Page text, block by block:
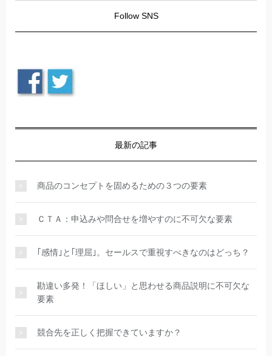
Follow SNS
最新の記事
商品のコンセプトを固めるための３つの要素
ＣＴＡ：申込みや問合せを増やすのに不可欠な要素
｢感情｣と｢理屈｣。セールスで重視すべきなのはどっち？
勘違い多発！「ほしい」と思わせる商品説明に不可欠な
要素
競合先を正しく把握できていますか？